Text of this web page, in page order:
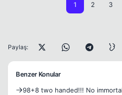
1 2 3
Paylaş:
Benzer Konular
98+8 two handed!!! No